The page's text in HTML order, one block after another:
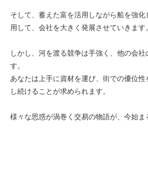
そして、蓄えた富を活用しながら船を強
用して、会社を大きく発展させていきます。
しかし、河を渡る競争は手強く、他の会社
す。
あなたは上手に資材を運び、街での優位
し続けることが求められます。
様々な思惑が渦巻く交易の物語が、今始ま